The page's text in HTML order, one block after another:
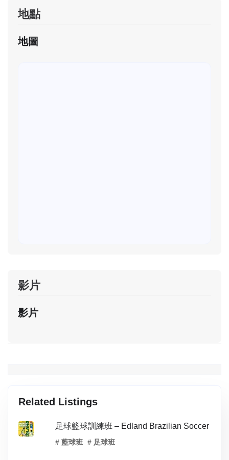
地點
地圖
影片
影片
Related Listings
足球籃球訓練班 – Edland Brazilian Soccer
# 藍球班 # 足球班